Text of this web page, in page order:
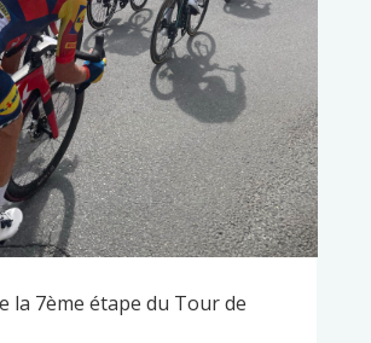
la 7ème étape du Tour de